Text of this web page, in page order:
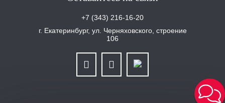
+7 (343) 216-16-20
г. Екатеринбург, ул. Черняховского, строение
106